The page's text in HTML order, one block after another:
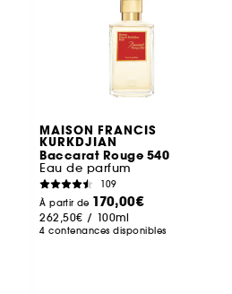
MAISON FRANCIS
KURKDJIAN
Baccarat Rouge 540
Eau de parfum
109
À partir de 170,00€
262,50€ / 100ml
4 contenances disponibles